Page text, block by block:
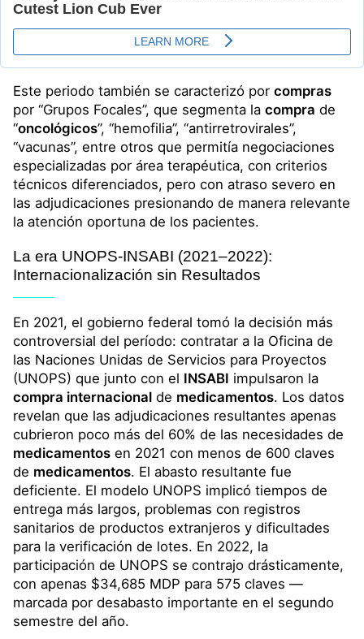
Este periodo también se caracterizó por compras
por “Grupos Focales”, que segmenta la compra de
“oncológicos”, “hemofilia”, “antirretrovirales”,
“vacunas”, entre otros que permitía negociaciones
especializadas por área terapéutica, con criterios
técnicos diferenciados, pero con atraso severo en
las adjudicaciones presionando de manera relevante
la atención oportuna de los pacientes.
La era UNOPS-INSABI (2021–2022):
Internacionalización sin Resultados
En 2021, el gobierno federal tomó la decisión más
controversial del período: contratar a la Oficina de
las Naciones Unidas de Servicios para Proyectos
(UNOPS) que junto con el INSABI impulsaron la
compra internacional de medicamentos. Los datos
revelan que las adjudicaciones resultantes apenas
cubrieron poco más del 60% de las necesidades de
medicamentos en 2021 con menos de 600 claves
de medicamentos. El abasto resultante fue
deficiente. El modelo UNOPS implicó tiempos de
entrega más largos, problemas con registros
sanitarios de productos extranjeros y dificultades
para la verificación de lotes. En 2022, la
participación de UNOPS se contrajo drásticamente,
con apenas $34,685 MDP para 575 claves —
marcada por desabasto importante en el segundo
semestre del año.